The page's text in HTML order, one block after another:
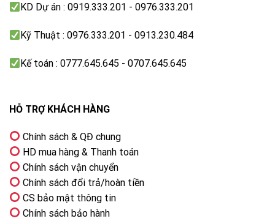
Loại bỏ chất bẩn hiệu quả cùng giặt chuyên biệt
KD Dự án : 0919.333.201 - 0976.333.201
Kỹ Thuật : 0976.333.201 - 0913.230.484
Kế toán : 0777.645.645 - 0707.645.645
HỖ TRỢ KHÁCH HÀNG
Chính sách & QĐ chung
HD mua hàng & Thanh toán
Chính sách vận chuyển
Chính sách đổi trả/hoàn tiền
CS bảo mật thông tin
Chính sách bảo hành